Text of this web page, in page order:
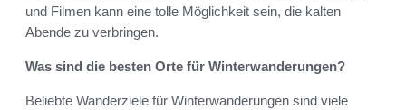
und Filmen kann eine tolle Möglichkeit sein, die kalten
Abende zu verbringen.
Was sind die besten Orte für Winterwanderungen?
Beliebte Wanderziele für Winterwanderungen sind viele